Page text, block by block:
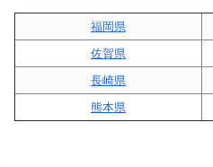
福岡県
佐賀県
長崎県
熊本県